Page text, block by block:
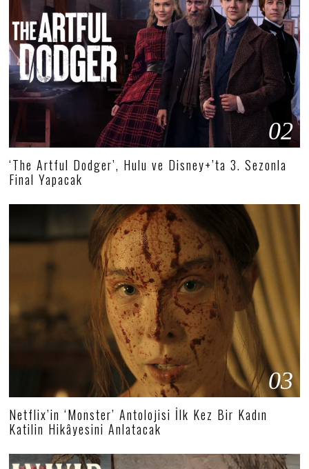
02
‘The Artful Dodger’, Hulu ve Disney+’ta 3. Sezonla
Final Yapacak
03
Netflix’in ‘Monster’ Antolojisi İlk Kez Bir Kadın
Katilin Hikâyesini Anlatacak